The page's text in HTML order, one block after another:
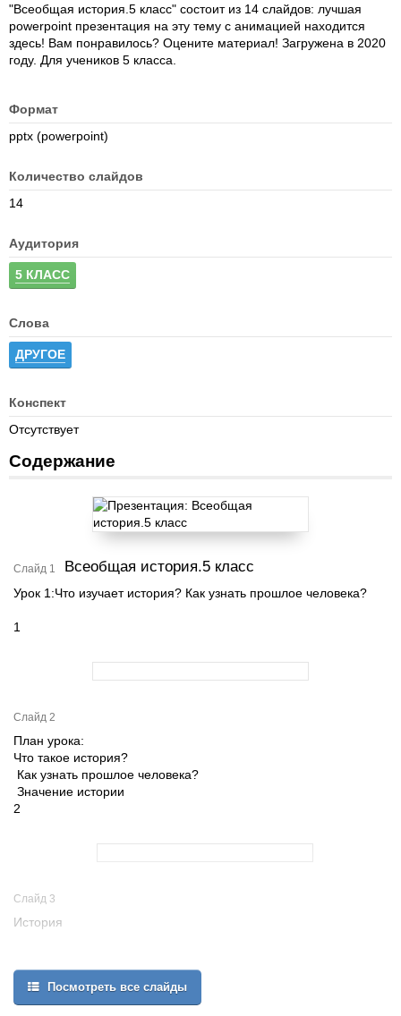
"Всеобщая история.5 класс" состоит из 14 слайдов: лучшая
powerpoint презентация на эту тему с анимацией находится
здесь! Вам понравилось? Оцените материал! Загружена в 2020
году. Для учеников 5 класса.
Формат
pptx (powerpoint)
Количество слайдов
14
Аудитория
5 КЛАСС
Слова
ДРУГОЕ
Конспект
Отсутствует
Содержание
Слайд 1 Всеобщая история.5 класс
Урок 1:Что изучает история? Как узнать прошлое человека?
1
Слайд 2
План урока:
Что такое история?
Как узнать прошлое человека?
Значение истории
2
Слайд 3
История
Посмотреть все слайды